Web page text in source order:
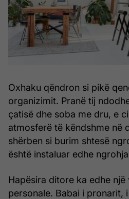
Oxhaku qëndron si pikë
organizimit. Pranë tij
çatisë dhe soba me dru, e
atmosferë të këndshme në
shërben si burim shtesë
është instaluar edhe
Hapësira ditore ka edhe
personale. Babai i pronarit,